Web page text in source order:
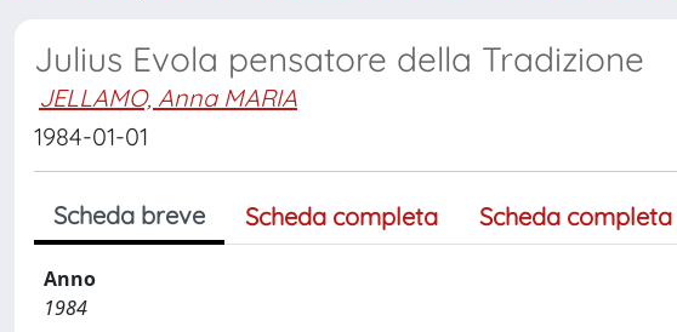
Julius Evola pensatore della Tradizione
JELLAMO, Anna MARIA
1984-01-01
Scheda breve Scheda completa Scheda completa
Anno
1984